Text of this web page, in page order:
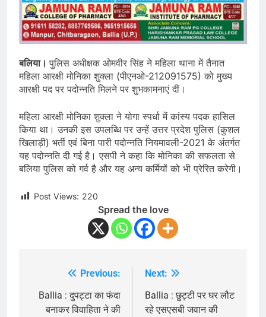
बलिया।पुलिस अधीक्षक ओमवीर सिंह ने महिला थाना में तैनात
महिला आरक्षी मोनिका शुक्ला (पीएनओ-212091575) को मुख्य
आरक्षी पद पर पदोन्नति मिलने पर शुभकामनाएं दीं।
महिला आरक्षी मोनिका शुक्ला ने योगा स्पर्धा में कांस्य पदक हासिल
किया था। उनकी इस उपलब्धि पर उन्हें उत्तर प्रदेश पुलिस (कुशल
खिलाड़ी) भर्ती एवं बिना पारी पदोन्नति नियमावली-2021 के अंतर्गत
यह पदोन्नति दी गई है। एसपी ने कहा कि मोनिका की सफलता से
बलिया पुलिस को गर्व है और यह अन्य कर्मियों को भी प्रेरित करेगी।
Post Views: 220
Spread the love
navigation
Previous:
Ballia : दुपट्टा का फंदा
बनाकर विवाहिता ने की
Next:
Ballia : छुट्टी पर घर लौट
रहे एसएसबी जवान की